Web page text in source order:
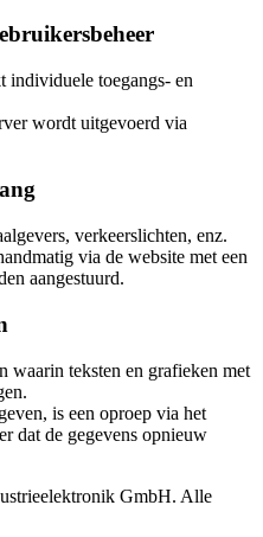
individuele toegangs- en
wordt uitgevoerd via
verkeerslichten, enz.
via de website met een
aangestuurd.
waarin teksten en grafieken met
is een oproep via het
dat de gegevens opnieuw
GmbH. Alle